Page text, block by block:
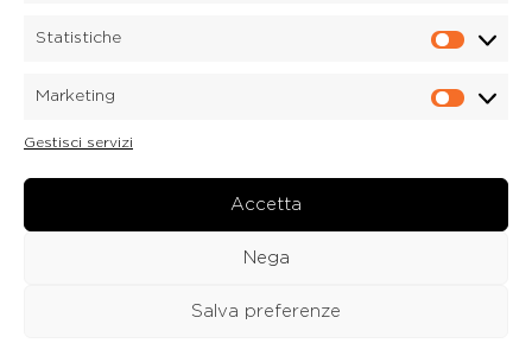
Statistiche
Marketing
Gestisci servizi
Accetta
Nega
Salva preferenze
32040 Candide di Comelico Superiore (BL)
E-mail. candide@dolomitica.it
Laboratorio Marmi